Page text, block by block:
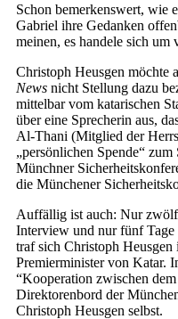
Schon bemerkenswert, wie
Gabriel ihre Gedanken
meinen, es handele sich um
Christoph Heusgen möchte
News nicht Stellung dazu
mittelbar vom katarischen
über eine Sprecherin aus,
Al-Thani (Mitglied der
„persönlichen Spende“
Münchner
die Münchener
Auffällig ist auch: Nur
Interview und nur fünf Tage
traf sich Christoph
Premierminister von Katar.
“Kooperation zwischen
Direktorenbord der
Christoph Heusgen selbst.